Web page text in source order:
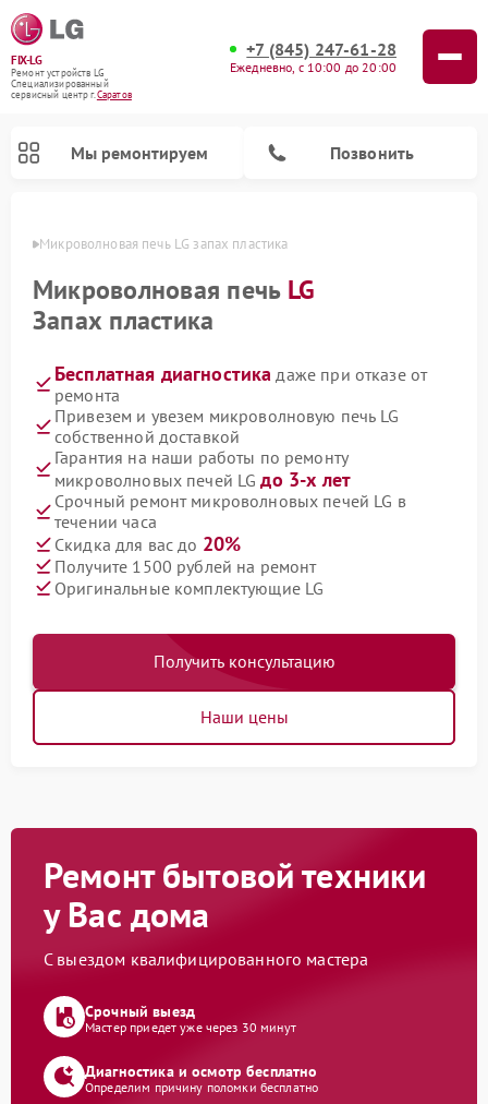
FIX-LG
Ремонт устройств LG
Специализированный
cервисный центр г.Саратов
+7 (845) 247-61-28
Ежедневно, с 10:00 до 20:00
Мы ремонтируем Позвонить
Микроволновая печь LG запах пластика
Микроволновая печь LG
Запах пластика
Бесплатная диагностика даже при отказе от
ремонта
Привезем и увезем микроволновую печь LG
собственной доставкой
Гарантия на наши работы по ремонту
микроволновых печей LGдо 3-х лет
Срочный ремонт микроволновых печей LG в
течении часа
Скидка для вас до 20%
Получите 1500 рублей на ремонт
Оригинальные комплектующие LG
Получить консультацию
Наши цены
Ремонт бытовой техники
у Вас дома
С выездом квалифицированного мастера
Срочный выезд
Мастер приедет уже через 30 минут
Диагностика и осмотр бесплатно
Определим причину поломки бесплатно